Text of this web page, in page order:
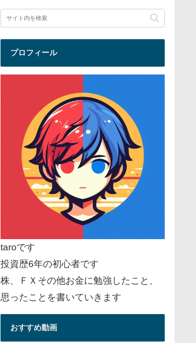
プロフィール
taroです
投資歴6年の初心者です
株、ＦＸその他お金に勉強したこと、
思ったことを書いていきます
おすすめ動画